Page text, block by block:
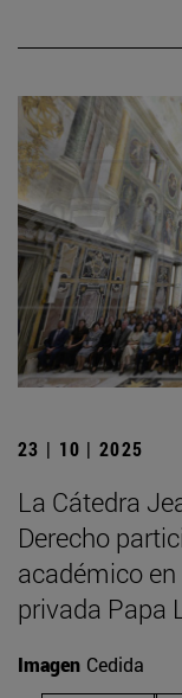
23 | 10 | 2025
La Cátedra
Derecho
académico
privada Papa
Imagen Cedida